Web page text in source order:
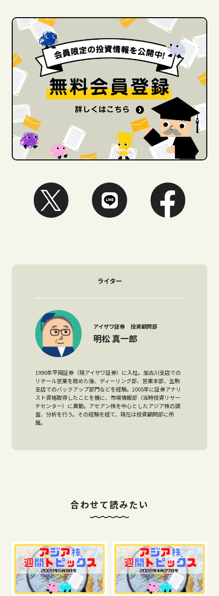
ライター
アイザワ証券 投資顧問部
明松 真一郎
1990年平岡証券（現アイザワ証券）に入社。加古川支店での
リテール営業を務めた後、ディーリング部、営業本部、生駒
支店でのバックアップ部門などを経験。2005年に証券アナリ
スト資格取得したことを機に、市場情報部（当時投資リサー
チセンター）に異動。アセアン株を中心としたアジア株の調
査、分析を行う。その経験を経て、現在は投資顧問部に所
属。
合わせて読みたい